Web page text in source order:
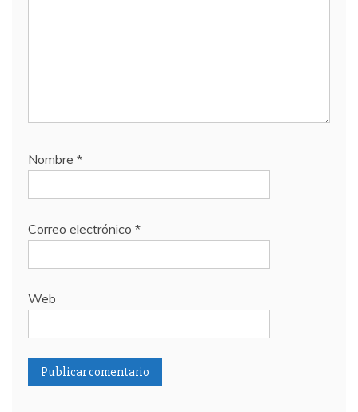
Nombre *
Correo electrónico *
Web